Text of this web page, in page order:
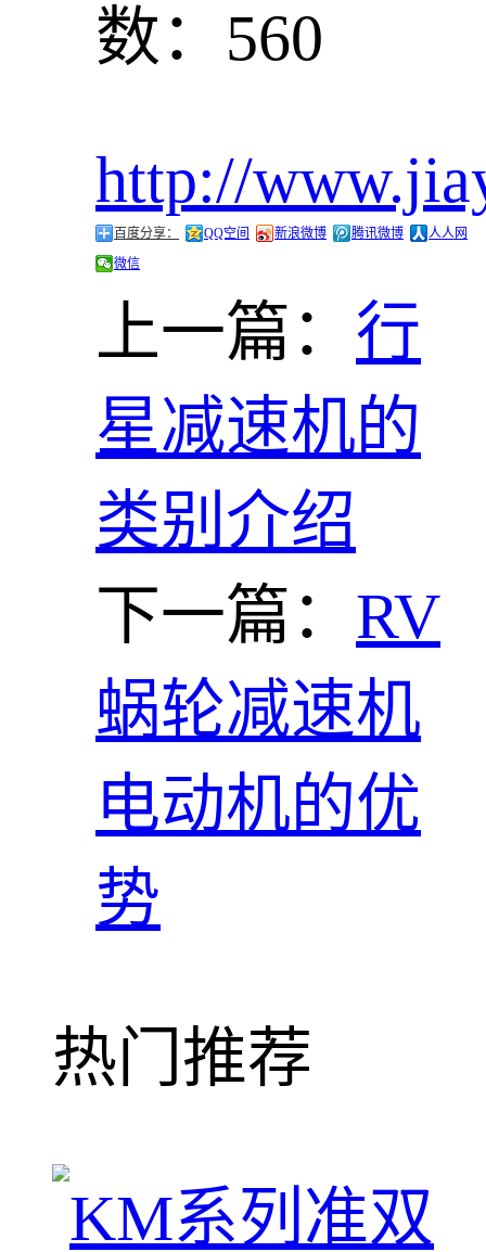
数：560
http://
百度分享： QQ空间 新浪微博 腾讯微博
人人网
微信
上一篇： 行
星减速机的
类别介绍
下一篇： RV
蜗轮减速机
电动机的优
势
热门推荐